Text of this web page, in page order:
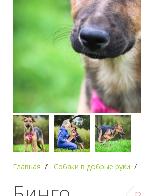
Главная Собаки в добрые руки